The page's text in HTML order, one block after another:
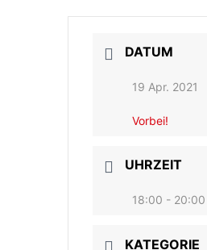
DATUM
19 Apr. 2021
Vorbei!
UHRZEIT
18:00 - 20:00
KATEGORIE